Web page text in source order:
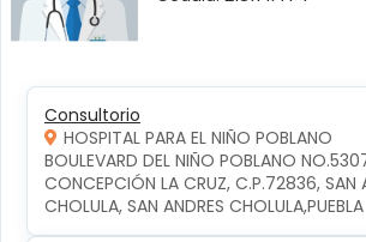
Consultorio
HOSPITAL PARA EL NIÑO POBLANO
BOULEVARD DEL NIÑO POBLANO
CONCEPCIÓN LA CRUZ, C.P.72836, SAN
CHOLULA, SAN ANDRES CHOLULA,PUEBLA